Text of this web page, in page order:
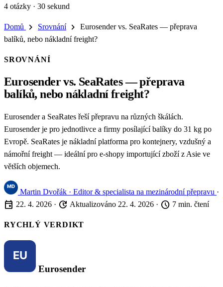
4 otázky · 30 sekund
Domů chevron_right Srovnání chevron_right
Eurosender vs. SeaRates — přeprava
balíků, nebo nákladní freight?
SROVNÁNÍ
Eurosender vs. SeaRates — přeprava
balíků, nebo nákladní freight?
Eurosender a SeaRates řeší přepravu na různých škálách.
Eurosender je pro jednotlivce a firmy posílající balíky do 31 kg po
Evropě. SeaRates je nákladní platforma pro kontejnery, vzdušný a
námořní freight — ideální pro e-shopy importující zboží z Asie ve
větších objemech.
Martin Dvořák · Editor & specialista na mezinárodní přepravu ·
event 22. 4. 2026 · update Aktualizováno 22. 4. 2026 · schedule 7 min. čtení
RYCHLÝ VERDIKT
Eurosender